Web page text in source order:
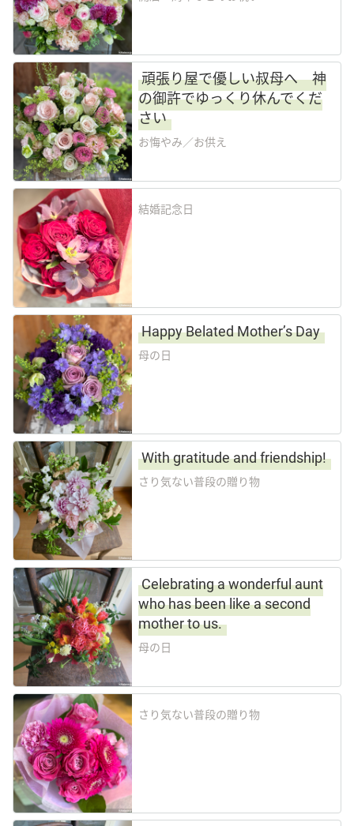
頑張り屋で優しい叔母へ 神
の御許でゆっくり休んでくだ
さい
お悔やみ／お供え
結婚記念日
Happy Belated Mother’s Day
母の日
With gratitude and friendship!
さり気ない普段の贈り物
Celebrating a wonderful aunt
who has been like a second
mother to us.
母の日
さり気ない普段の贈り物